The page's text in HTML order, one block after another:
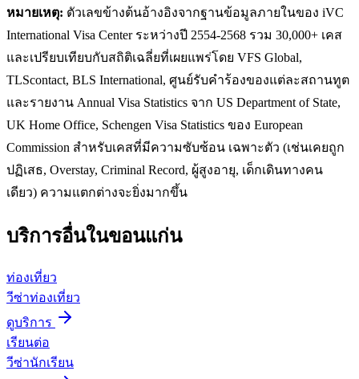
หมายเหตุ: ตัวเลขข้างต้นอ้างอิงจากฐานข้อมูลภายในของ iVC
International Visa Center ระหว่างปี 2554-2568 รวม 30,000+ เคส
และเปรียบเทียบกับสถิติเฉลี่ยที่เผยแพร่โดย VFS Global,
TLScontact, BLS International, ศูนย์รับคำร้องของแต่ละสถานทูต
และรายงาน Annual Visa Statistics จาก US Department of State,
UK Home Office, Schengen Visa Statistics ของ European
Commission สำหรับเคสที่มีความซับซ้อน เฉพาะตัว (เช่นเคยถูก
ปฏิเสธ, Overstay, Criminal Record, ผู้สูงอายุ, เด็กเดินทางคน
เดียว) ความแตกต่างจะยิ่งมากขึ้น
บริการอื่นในขอนแก่น
ท่องเที่ยว
วีซ่าท่องเที่ยว
ดูบริการ
เรียนต่อ
วีซ่านักเรียน